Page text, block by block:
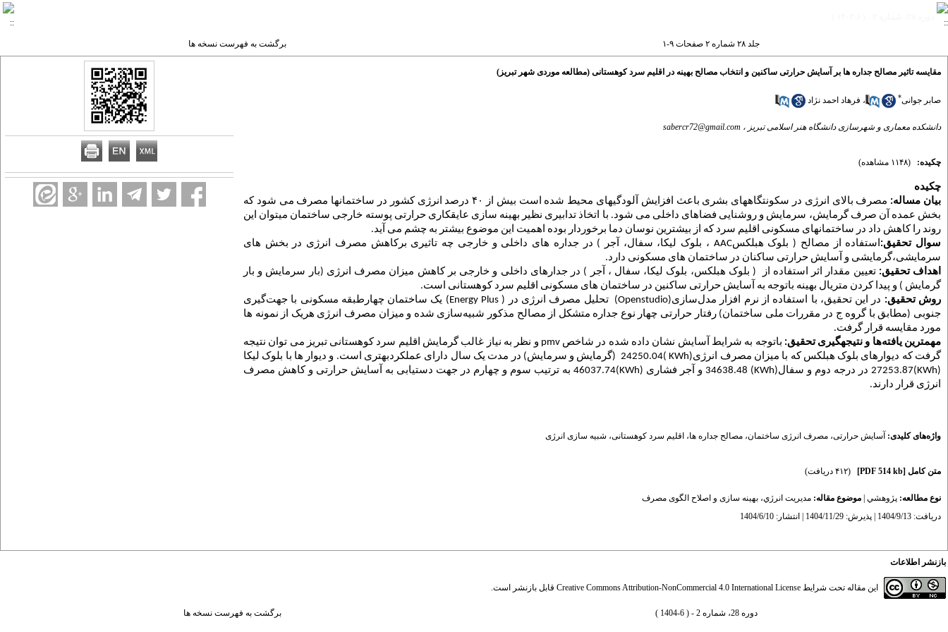
جلد ۲۸ شماره ۲ صفحات ۹-۱ برگشت به فهرست نسخه ها
مقایسه تاثیر مصالح جداره ها بر آسایش حرارتی ساکنین و انتخاب مصالح بهینه در اقلیم سرد کوهستانی (مطالعه موردی شهر تبریز)
صابر جوانی* ، فرهاد احمد نژاد
دانشکده معماری و شهرسازی دانشگاه هنر اسلامی تبریز ، sabercr72@gmail.com
چکیده: (۱۱۴۸ مشاهده)
چکیده
بیان مساله: مصرف بالای انرژی در سکونتگاههای بشری باعث افزایش آلودگیهای محیط شده است بیش از ۴۰ درصد انرژی کشور در ساختمانها مصرف می
شود که
بخش عمده آن صرف گرمایش، سرمایش و روشنایی فضاهای داخلی می شود. با اتخاذ تدابیری نظیر بهینه سازی عایقکاری حرارتی پوسته خارجی ساختمان میتوان این
روند را کاهش داد در ساختمانهای مسکونی اقلیم سرد که از بیشترین نوسان دما برخوردار بوده اهمیت این موضوع بیشتر به چشم می آید.
سوال تحقیق:استفاده از مصالح ( بلوک هبلکسAAC ، بلوک لیکا، سفال، آجر ) در جداره های داخلی و خارجی چه تاثیری برکاهش مصرف انرژی در بخش های
سرمایشی،گرمایشی و آسایش حرارتی ساکنان در ساختمان های مسکونی دارد.
اهداف تحقیق: تعیین مقدار اثر استفاده از ( بلوک هبلکس، بلوک لیکا، سفال ، آجر
) در جدارهای داخلی و خارجی بر کاهش میزان مصرف انرژی (بار سرمایش و بار
گرمایش ) و پیدا کردن متریال بهینه باتوجه به آسایش حرارتی ساکنین در ساختمان های مسکونی اقلیم سرد کوهستانی است.
روش تحقیق: در این تحقیق، با استفاده از نرم افزار مدل‌سازی(Openstudio) تحلیل مصرف انرژی در )
(Energy Plus یک ساختمان چهارطبقه مسکونی با جهت‌گیری
جنوبی (مطابق با گروه ج در مقررات ملی ساختمان) رفتار حرارتی چهار نوع جداره متشکل از مصالح مذکور شبیه‌سازی شده و میزان مصرف انرژی هریک از نمونه ها
مورد مقایسه قرار گرفت.
مهم­ترین یافتهها و نتیجه­گیری تحقیق: باتوجه به شرایط آسایش نشان داده شده در شاخصpmv و نظر به نیاز غالب گرمایش اقلیم سرد کوهستانی تبریز می توان نتیجه
گرفت که دیوارهای بلوک هبلکس که با میزان مصرف انرژیKWh)
)24250.04
(گرمایش و سرمایش) در مدت یک سال دارای عملکردبهتری است. و دیوار ها با بلوک لیکا
KWh)
)27253.87 در درجه دوم و سفال(KWh) فشاری KWh)
)46037.74 به ترتیب سوم و چهارم در جهت دستیابی به آسایش حرارتی و کاهش مصرف
انرژی قرار دارند.
واژه‌های کلیدی: آسایش حرارتی، مصرف انرژی ساختمان، مصالح جداره ها، اقلیم سرد کوهستانی، شبیه سازی انرژی
متن کامل [PDF 514 kb] (۴۱۲ دریافت)
نوع مطالعه: پژوهشي موضوع مقاله: مديريت انرژي، بهینه سازی و اصلاح الگوی مصرف
دریافت: 1404/9/13 | پذیرش: 1404/11/29 | انتشار: 1404/6/10
بازنشر اطلاعات
این مقاله تحت شرایط Creative Commons Attribution-NonCommercial 4.0 International License قابل بازنشر است.
دوره 28، شماره 2 - ( 6-1404 ) برگشت به فهرست نسخه ها